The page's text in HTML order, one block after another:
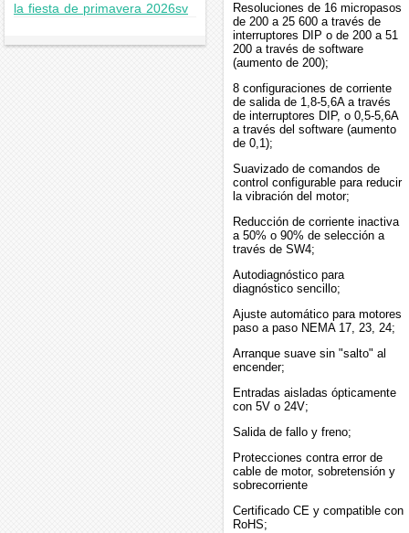
la fiesta de primavera 2026sv
Resoluciones de 16 micropasos
de 200 a 25 600 a través de
interruptores DIP o de 200 a 51
200 a través de software
(aumento de 200);
8 configuraciones de corriente
de salida de 1,8-5,6A a través
de interruptores DIP, o 0,5-5,6A
a través del software (aumento
de 0,1);
Suavizado de comandos de
control configurable para reducir
la vibración del motor;
Reducción de corriente inactiva
a 50% o 90% de selección a
través de SW4;
Autodiagnóstico para
diagnóstico sencillo;
Ajuste automático para motores
paso a paso NEMA 17, 23, 24;
Arranque suave sin "salto" al
encender;
Entradas aisladas ópticamente
con 5V o 24V;
Salida de fallo y freno;
Protecciones contra error de
cable de motor, sobretensión y
sobrecorriente
Certificado CE y compatible con
RoHS;